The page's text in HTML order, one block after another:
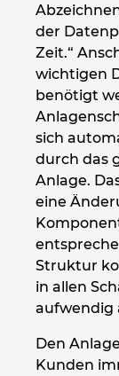
der
Zeit.“
wichtigen
benötigt
sich
durch das
Anlage.
eine
Struktur
in allen
aufwendig
Den
Kunden